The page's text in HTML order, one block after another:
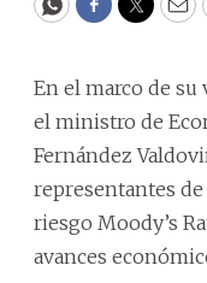
WhatsApp
Facebook
En el marco de su
el ministro de
Fernández
representantes
riesgo Moody’s
avances